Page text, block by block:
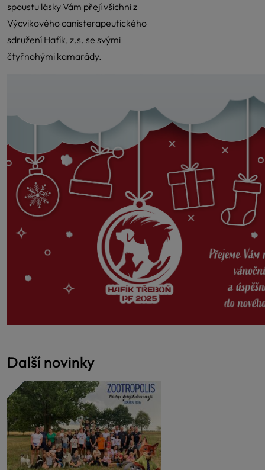
spoustu lásky Vám přejí všichni z
Výcvikového canisterapeutického
sdružení Hafík, z.s. se svými
čtyřnohými kamarády.
Další novinky